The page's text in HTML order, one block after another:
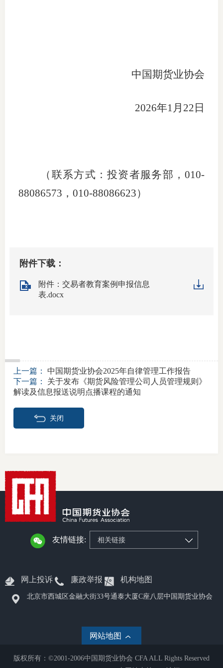
招聘信
中国期货业协会
2026年1月 22 日
（联系方式：投资者服务部，010-
88086573 ， 010-88086623）
附件下载：
附件：交易者教育案例申报信息
表.docx
上一篇：
中国期货业协会2025年自律管理工作报告
下一篇：
关于发布《期货风险管理公司人员管理规则》
解读及信息报送说明点播课程的通知
关闭
友情链接: 相关链接
网上投诉 廉政举报 机构地图
北京市西城区金融大街33号通泰大厦C座八层中国期货业协会
网站地图
版权所有：©2001-2006中国期货业协会 CFA ALL Rights Reserved